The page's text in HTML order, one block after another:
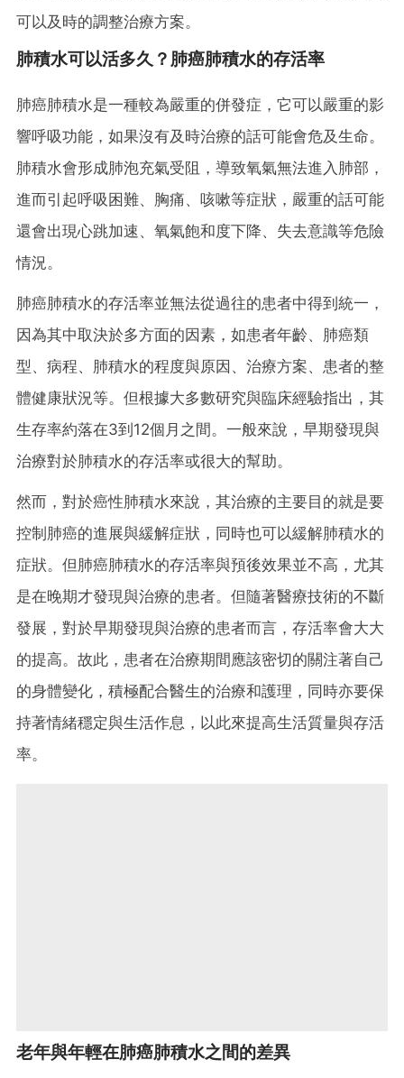
可以及時的調整治療方案。
肺積水可以活多久？肺癌肺積水的存活率
肺癌肺積水是一種較為嚴重的併發症，它可以嚴重的影
響呼吸功能，如果沒有及時治療的話可能會危及生命。
肺積水會形成肺泡充氣受阻，導致氧氣無法進入肺部，
進而引起呼吸困難、胸痛、咳嗽等症狀，嚴重的話可能
還會出現心跳加速、氧氣飽和度下降、失去意識等危險
情況。
肺癌肺積水的存活率並無法從過往的患者中得到統一，
因為其中取決於多方面的因素，如患者年齡、肺癌類
型、病程、肺積水的程度與原因、治療方案、患者的整
體健康狀況等。 但根據大多數研究與臨床經驗指出，其
生存率約落在3到12個月之間。 一般來說，早期發現與
治療對於肺積水的存活率或很大的幫助。
然而，對於癌性肺積水來說，其治療的主要目的就是要
控制肺癌的進展與緩解症狀，同時也可以緩解肺積水的
症狀。但肺癌肺積水的存活率與預後效果並不高，尤其
是在晚期才發現與治療的患者。但隨著醫療技術的不斷
發展，對於早期發現與治療的患者而言，存活率會大大
的提高。故此，患者在治療期間應該密切的關注著自己
的身體變化，積極配合醫生的治療和護理，同時亦要保
持著情緒穩定與生活作息，以此來提高生活質量與存活
率。
老年與年輕在肺癌肺積水之間的差異